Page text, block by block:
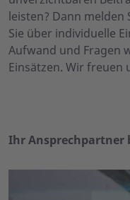
leisten? Dann melden
Sie über individuelle
Aufwand und Fragen
Einsätzen. Wir freuen
Ihr Ansprechpartner